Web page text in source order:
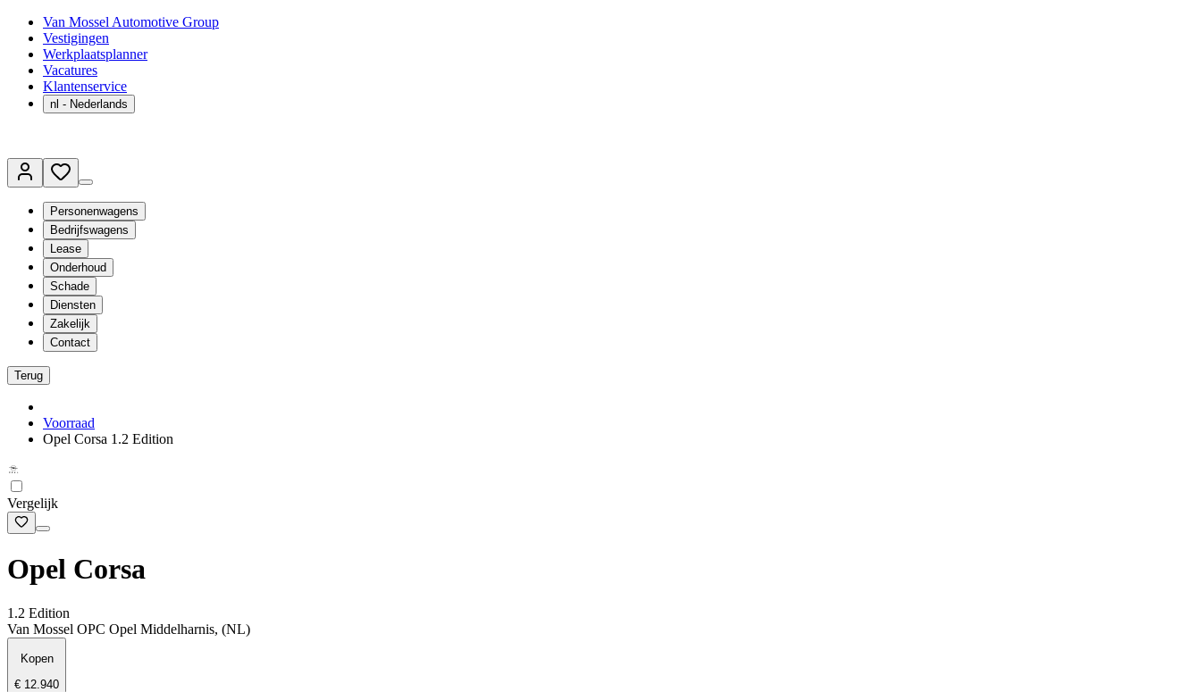
Van Mossel Automotive Group
Vestigingen
Werkplaatsplanner
Vacatures
Klantenservice
nl - Nederlands
Personenwagens
Bedrijfswagens
Lease
Onderhoud
Schade
Diensten
Zakelijk
Contact
Terug
Voorraad
Opel Corsa 1.2 Edition
Vergelijk
Opel Corsa
1.2 Edition
Van Mossel OPC Opel Middelharnis, (NL)
Kopen
€ 12.940